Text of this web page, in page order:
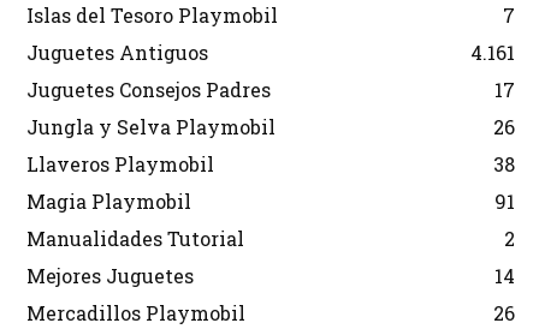
Islas del Tesoro Playmobil
7
Juguetes Antiguos
4.161
Juguetes Consejos Padres
17
Jungla y Selva Playmobil
26
Llaveros Playmobil
38
Magia Playmobil
91
Manualidades Tutorial
2
Mejores Juguetes
14
Mercadillos Playmobil
26